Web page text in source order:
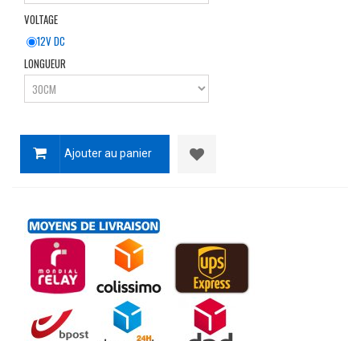
VOLTAGE
12V DC
LONGUEUR
Ajouter au panier